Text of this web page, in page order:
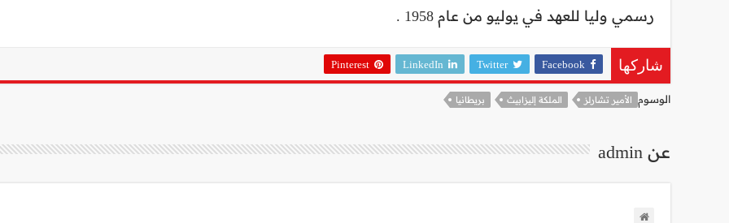
رسمي وليا للعهد في يوليو من عام 1958 .
شاركها Facebook
Twitter
LinkedIn
Pinterest
الوسوم الأمير تشارلز الملكة إليزابيث بريطانيا
عن admin